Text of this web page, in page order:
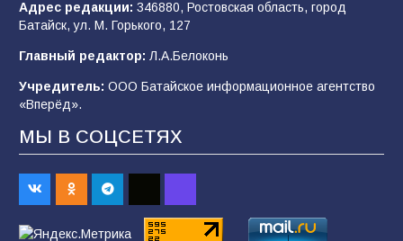
«Мобилизация или набор?» Что на самом
2026 года
101 03.08.2026
В Батайске продолжаются дорожные работы
98 04.08.2026
Адрес редакции: 346880, Ростовская область, город
Батайск, ул. М. Горького, 127
Главный редактор: Л.А.Белоконь
Учредитель: ООО Батайское информационное агентство
«Вперёд».
МЫ В СОЦСЕТЯХ